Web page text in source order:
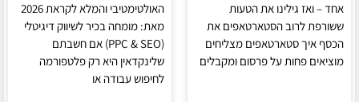
אחד – ואז גילינו את הטעות
ששורפת לרוב הסטארטאפים את
הכסף איך סטארטאפים מצליחים
מוציאים פחות על פרסום ומקבלים
מאת: מומחה בכיר לשיווק דיגיטלי
(PPC & SEO) אם חשבתם
שלינקדאין היא רק פלטפורמה
לחיפוש עבודה או